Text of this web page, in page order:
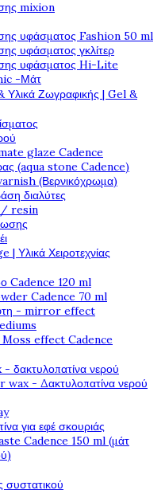
mixion
υφάσματος Fashion 50 ml
υφάσματος γκλίτερ
υφάσματος Hi-Lite
-Μάτ
Ζωγραφικής | Gel &
glaze Cadence
(aqua stone Cadence)
(Βερνικόχρωμα)
διαλύτες
/ resin
Υλικά Χειροτεχνίας
Cadence 120 ml
Cadence 70 ml
- mirror effect
effect Cadence
δακτυλοπατίνα νερού
- Δακτυλοπατίνα νερού
για εφέ σκουριάς
Cadence 150 ml (μάτ
συστατικού